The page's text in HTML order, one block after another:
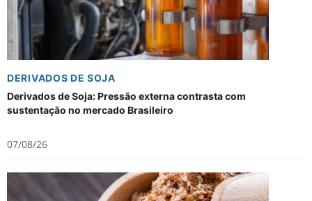
DERIVADOS DE SOJA
Derivados de Soja: Pressão externa contrasta com
sustentação no mercado Brasileiro
07/08/26